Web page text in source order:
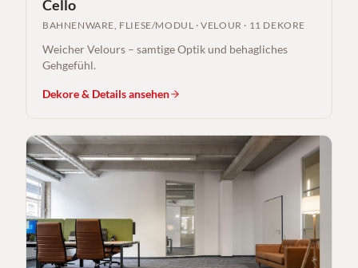
Cello
BAHNENWARE, FLIESE/MODUL ·VELOUR · 11 DEKORE
Weicher Velours – samtige Optik und behagliches
Gehgefühl.
Dekore & Details ansehen